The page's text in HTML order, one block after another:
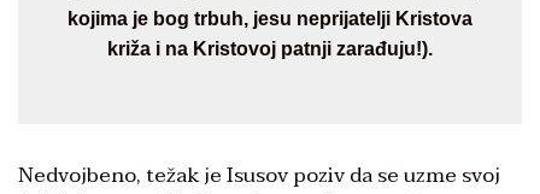
kojima je bog trbuh, jesu neprijatelji Kristova
križa i na Kristovoj patnji zarađuju!).
Nedvojbeno, težak je Isusov poziv da se uzme svoj